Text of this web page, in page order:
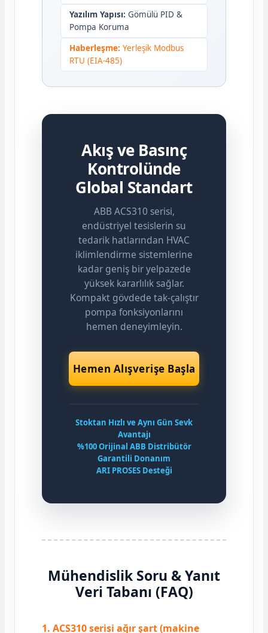
Yazılım Yapısı: Gömülü PID &
Pompa Koruma
Haberleşme: Yerleşik Modbus
RTU (EIA-485)
Akış ve Basınç
Kontrolünde
Global Standart
ABB ACS310 serisi,
endüstriyel tesislerin su
tedarik hatlarından HVAC
iklimlendirme sistemlerine
kadar geniş bir yelpazede
yüksek kararlılık sağlar.
Kompakt gövdede tak-çalıştır
pompa fonksiyonlarını
hemen deneyimleyin.
Hemen Alışverişe Başla
Stoktan Hızlı ve Aynı Gün Sevk
Avantajı
%100 Orijinal ABB Distribütör
Garantili Donanım
ARI PROSES Desteği
Mühendislik Soru & Yanıt
Veri Tabanı (FAQ)
1. ACS310 serisi ağır şart (makine